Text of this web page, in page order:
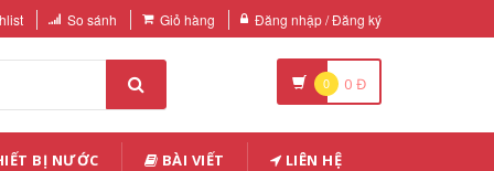
So sánh Giỏ hàng Đăng nhập / Đăng ký
0 0 Đ
BỊ NƯỚC BÀI VIẾT LIÊN HỆ